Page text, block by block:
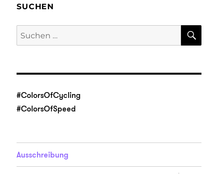
SUCHEN
Suche
nach:
#ColorsOfCycling
#ColorsOfSpeed
Ausschreibung